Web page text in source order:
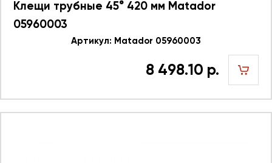
Клещи трубные 45° 420 мм Matador
05960003
Артикул: Matador 05960003
8 498.10 р.